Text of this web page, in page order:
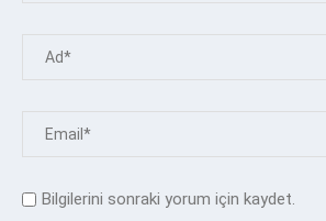
Bilgilerini sonraki yorum için kaydet.